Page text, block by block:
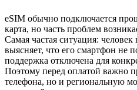
eSIM обычно подключается
карта, но часть проблем
Самая частая ситуация:
выясняет, что его смартфон не
поддержка отключена для
Поэтому перед оплатой важно
телефона, но и региональную